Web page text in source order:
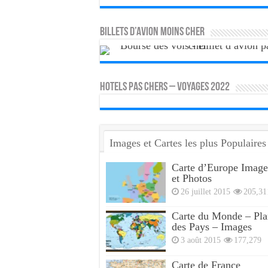
Billets d’avion moins cher
HOTELS PAS CHERS – VOYAGES 2022
Images et Cartes les plus Populaires
Carte d’Europe
et Photos
26 juillet 2015
Carte du Monde –
des Pays – Images
3 août 2015 177,279
Carte de France